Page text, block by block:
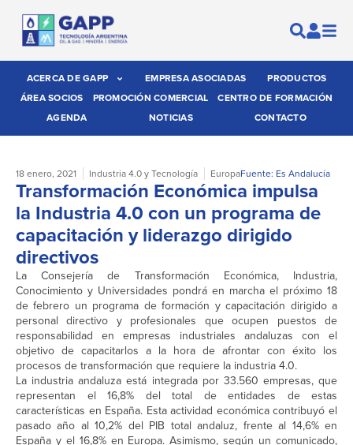
ACERCA DE GAPP EMPRESA ASOCIADAS
PRODUCTOS
ÁREA SOCIOS
PROMOCIÓN COMERCIAL
CENTRO DE FORMACIÓN
AGENDA
NOTICIAS CONTACTO
18 enero, 2021 Industria 4.0 y Tecnología EuropaFuente: Es Andalucía
Transformación Económica impulsa
la Industria 4.0 con un programa de
capacitación y liderazgo dirigido
directivos
La Consejería de Transformación Económica, Industria,
Conocimiento y Universidades pondrá en marcha el próximo 18
de febrero un programa de formación y capacitación dirigido a
personal directivo y profesionales que ocupen puestos de
responsabilidad en empresas industriales andaluzas con el
objetivo de capacitarlos a la hora de afrontar con éxito los
procesos de transformación que requiere la industria 4.0.
La industria andaluza está integrada por 33.560 empresas, que
representan el 16,8% del total de entidades de estas
características en España. Esta actividad económica contribuyó el
pasado año al 10,2% del PIB total andaluz, frente al 14,6% en
España y el 16,8% en Europa. Asimismo, según un comunicado,